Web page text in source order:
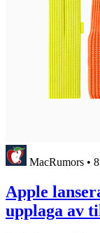
MacRumors •
Apple
upplaga av